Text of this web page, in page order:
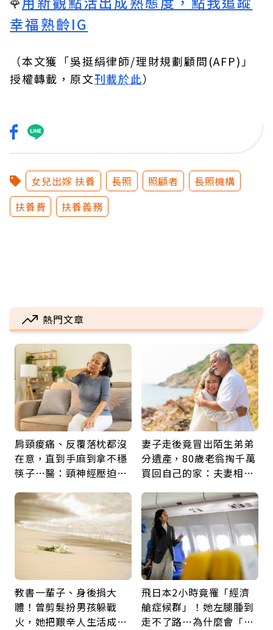
🌹
幸福熟齡IG
（本文獲「吳挺絹律師/理財規劃顧問(AFP)」
授權轉載，原文刊載於此）
女兒出嫁 扶養 長照 照顧者
長照機構
扶養費
扶養義務
熱門文章
肩頸痠痛、反覆落枕都沒
在意，直到手麻到拿不穩
筷子…醫：頸神經壓迫上
鍵
妻子走後竟冒出陌生弟弟
分遺產，80歲老翁掏千萬
買回自己的家：夫妻相守
教書一輩子、身後捐大
體！曾剪髮扮男孩躲戰
火，她把艱辛人生活成風
飛日本2小時竟罹「經濟
艙症候群」！她左腿腫到
走不了路…為什麼會「靜